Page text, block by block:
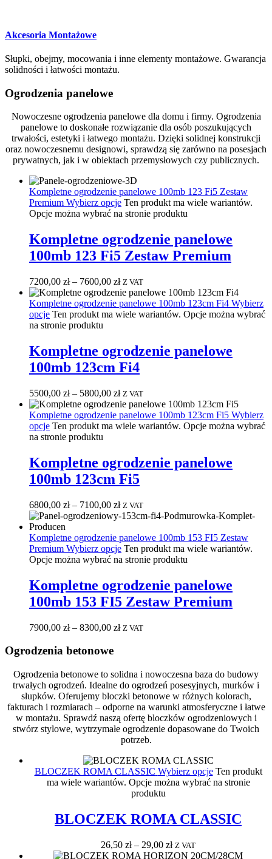
Akcesoria Montażowe
Słupki, obejmy, mocowania i inne elementy montażowe. Gwarancja
solidności i łatwości montażu.
Ogrodzenia panelowe
Nowoczesne ogrodzenia panelowe dla domu i firmy. Ogrodzenia
panelowe to doskonałe rozwiązanie dla osób poszukujących
trwałości, estetyki i łatwego montażu. Dzięki solidnej konstrukcji
oraz nowoczesnemu designowi, sprawdzą się zarówno na posesjach
prywatnych, jak i w obiektach przemysłowych czy publicznych.
Kompletne ogrodzenie panelowe 100mb 123 Fi5 Zestaw
Premium Wybierz opcje Ten produkt ma wiele wariantów.
Opcje można wybrać na stronie produktu
Kompletne ogrodzenie panelowe
100mb 123 Fi5 Zestaw Premium
7200,00 zł– 7600,00 zł Z VAT
Kompletne ogrodzenie panelowe 100mb 123cm Fi4 Wybierz
opcje Ten produkt ma wiele wariantów. Opcje można wybrać
na stronie produktu
Kompletne ogrodzenie panelowe
100mb 123cm Fi4
5500,00 zł– 5800,00 zł Z VAT
Kompletne ogrodzenie panelowe 100mb 123cm Fi5 Wybierz
opcje Ten produkt ma wiele wariantów. Opcje można wybrać
na stronie produktu
Kompletne ogrodzenie panelowe
100mb 123cm Fi5
6800,00 zł– 7100,00 zł Z VAT
Kompletne ogrodzenie panelowe 100mb 153 FI5 Zestaw
Premium Wybierz opcje Ten produkt ma wiele wariantów.
Opcje można wybrać na stronie produktu
Kompletne ogrodzenie panelowe
100mb 153 FI5 Zestaw Premium
7900,00 zł– 8300,00 zł Z VAT
Ogrodzenia betonowe
Ogrodzenia betonowe to solidna i nowoczesna baza do budowy
trwałych ogrodzeń. Idealne do ogrodzeń posesyjnych, murków i
słupków. Oferujemy bloczki betonowe w różnych kolorach,
fakturach i rozmiarach – odporne na warunki atmosferyczne i łatwe
w montażu. Sprawdź naszą ofertę bloczków ogrodzeniowych i
stwórz stylowe, wytrzymałe ogrodzenie dopasowane do Twoich
potrzeb.
BLOCZEK ROMA CLASSIC Wybierz opcje Ten produkt
ma wiele wariantów. Opcje można wybrać na stronie
produktu
BLOCZEK ROMA CLASSIC
26,50 zł– 29,00 zł Z VAT